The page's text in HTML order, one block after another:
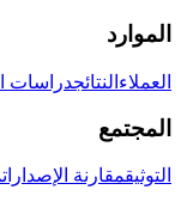
الموارد
العملاء النتائجدراسات
المجتمع
التوثيقمقارنة الإصدارات